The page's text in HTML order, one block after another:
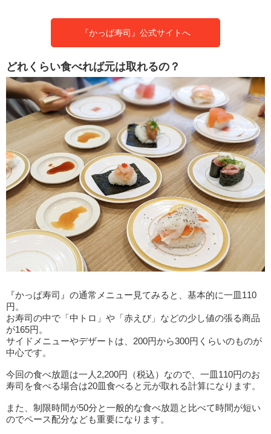
『かっぱ寿司』公式サイトへ
どれくらい食べれば元は取れるの？
『かっぱ寿司』の通常メニュー見てみると、基本的に一皿110
円。
お寿司の中で「中トロ」や「赤えび」などの少し値の張る商品
が165円。
サイドメニューやデザートは、200円から300円くらいのものが
中心です。
今回の食べ放題は一人2,200円（税込）なので、一皿110円のお
寿司を食べる場合は20皿食べると元が取れる計算になります。
また、制限時間が50分と一般的な食べ放題と比べて時間が短い
のでペース配分なども重要になります。